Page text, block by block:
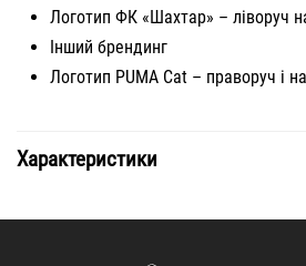
Логотип ФК «Шахтар» – ліворуч
Інший брендинг
Логотип PUMA Cat – праворуч і
Характеристики